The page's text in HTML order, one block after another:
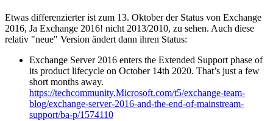
Etwas differenzierter ist zum 13. Oktober der Status von Exchange
2016, Ja Exchange 2016! nicht 2013/2010, zu sehen. Auch diese
relativ "neue" Version ändert dann ihren Status:
Exchange Server 2016 enters the Extended Support phase of
its product lifecycle on October 14th 2020. That’s just a few
short months away.
https://techcommunity.Microsoft.com/t5/exchange-team-
blog/exchange-server-2016-and-the-end-of-mainstream-
support/ba-p/1574110